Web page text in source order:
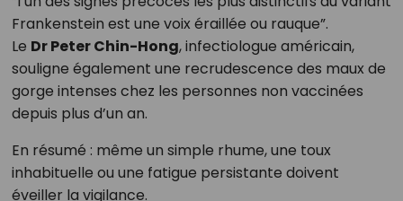
Frankenstein est une voix éraillée ou rauque”.
Le Dr Peter Chin-Hong, infectiologue américain,
souligne également une recrudescence des maux de
gorge intenses chez les personnes non vaccinées
depuis plus d’un an.
En résumé : même un simple rhume, une toux
inhabituelle ou une fatigue persistante doivent
éveiller la vigilance.